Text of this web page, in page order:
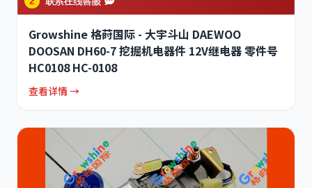
Growshine 格莳国际 - 大宇斗山 DAEWOO
DOOSAN DH60-7 挖掘机电器件 12V继电器 零件号
HC0108 HC-0108
查看详情 →